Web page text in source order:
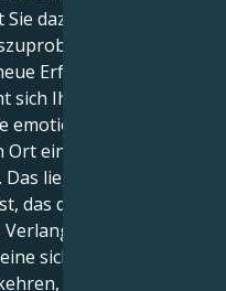
dazu, aktiv zu sein,
Sie haben
Erfahrungen zu
sich Ihr Krebs-Mond
Sicherheit,
einhergeht, den
liegt daran, dass
das den Mond
nach Reisen
sichere und
haben Sie